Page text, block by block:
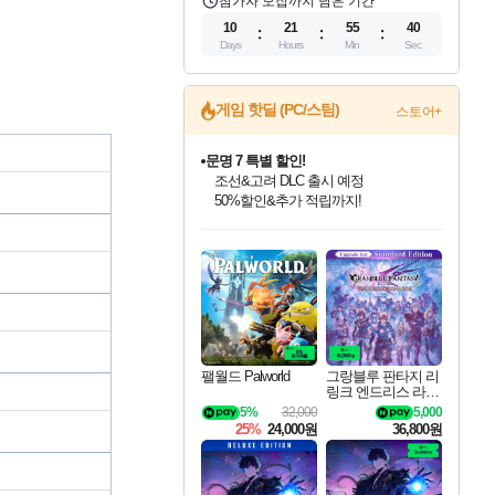
10
Days
21
Hours
55
Min
39
Sec
게임 핫딜 (PC/스팀) 스토어+
최대 90% 할인가를 만나보세요!
네이버혜택과 함께 만나보세요!
문명 7 특별 할인!
조선&고려 DLC 출시 예정
50%할인&추가 적립까지!
네이버 포인트 혜택까지!
이니&베니 혜택까지!
네이버 혜택가와 함께 예약하세요!
할인&네이버혜택으로 만나보세요!
네이버페이 혜택과 만나보세요!
40주년 프로모션으로 만나보세요!
할인가에 만나보세요!
일부 에디션 상시 할인!
혜택으로 예약 판매 중
편안하게 충전하세요
팰월드 Palworld
32,000
5%
25% 24,000원
그랑블루 판타지 리
링크 엔드리스 라그
나로크 업그레이드
킷 Granblue Fantasy
Relink Endless Ragn
arok Upgrade Kit DL
C
5,000
36,800원